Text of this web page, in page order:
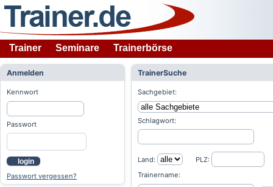
Trainer Seminare Trainerbörse
Anmelden
Kennwort
Passwort
login
Passwort vergessen?
TrainerSuche
Sachgebiet:
Schlagwort:
Land:
PLZ:
Trainername: